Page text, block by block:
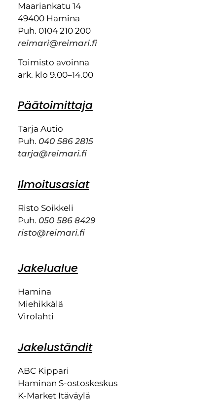
Maariankatu 14
49400 Hamina
Puh. 0104 210 200
reimari@reimari.fi
Toimisto avoinna
ark. klo 9.00–14.00
Päätoimittaja
Tarja Autio
Puh. 040 586 2815
tarja@reimari.fi
Ilmoitusasiat
Risto Soikkeli
Puh. 050 586 8429
risto@reimari.fi
Jakelualue
Hamina
Miehikkälä
Virolahti
Jakeluständit
ABC Kippari
Haminan S-ostoskeskus
K-Market Itäväylä